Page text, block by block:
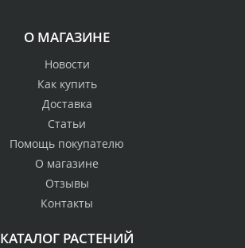
О МАГАЗИНЕ
Новости
Как купить
Доставка
Статьи
Помощь покупателю
О магазине
Отзывы
Контакты
КАТАЛОГ РАСТЕНИЙ